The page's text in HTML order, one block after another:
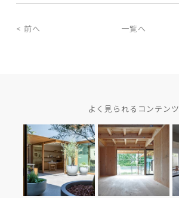
< 前へ 一覧へ
よく見られるコンテンツ